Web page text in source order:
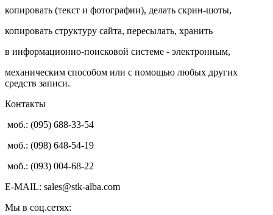
копировать (текст и фотографии), делать скрин-шоты,
копировать структуру сайта, пересылать, хранить
в информационно-поисковой системе - электронным,
механическим способом или с помощью любых других
средств записи.
Контакты
моб.: (095) 688-33-54
моб.: (098) 648-54-19
моб.: (093) 004-68-22
E-MAIL: sales@stk-alba.com
Мы в соц.сетях: